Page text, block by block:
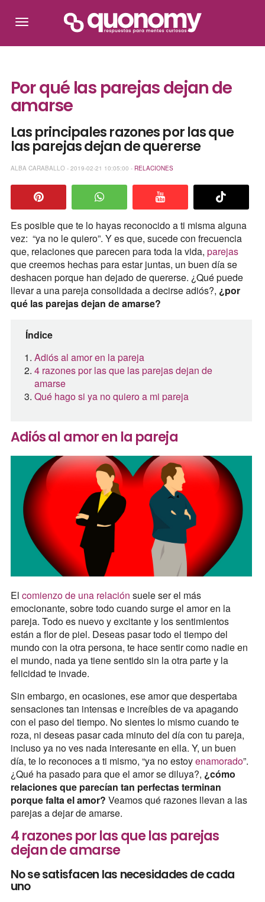
Por qué las parejas dejan de
amarse
Las principales razones por las que
las parejas dejan de quererse
ALBA CARABALLO - 2019-02-21 10:05:00 - RELACIONES
Es posible que te lo hayas reconocido a ti misma alguna
vez: “ya no le quiero”. Y es que, sucede con frecuencia
que, relaciones que parecen para toda la vida, parejas
que creemos hechas para estar juntas, un buen día se
deshacen porque han dejado de quererse. ¿Qué puede
llevar a una pareja consolidada a decirse adiós?, ¿por
qué las parejas dejan de amarse?
Índice
Adiós al amor en la pareja
4 razones por las que las parejas dejan de
amarse
Qué hago si ya no quiero a mi pareja
Adiós al amor en la pareja
El comienzo de una relación suele ser el más
emocionante, sobre todo cuando surge el amor en la
pareja. Todo es nuevo y excitante y los sentimientos
están a flor de piel. Deseas pasar todo el tiempo del
mundo con la otra persona, te hace sentir como nadie en
el mundo, nada ya tiene sentido sin la otra parte y la
felicidad te invade.
Sin embargo, en ocasiones, ese amor que despertaba
sensaciones tan intensas e increíbles de va apagando
con el paso del tiempo. No sientes lo mismo cuando te
roza, ni deseas pasar cada minuto del día con tu pareja,
incluso ya no ves nada interesante en ella. Y, un buen
día, te lo reconoces a ti mismo, “ya no estoyenamorado”.
¿Qué ha pasado para que el amor se diluya?, ¿cómo
relaciones que parecían tan perfectas terminan
porque falta el amor? Veamos qué razones llevan a las
parejas a dejar de amarse.
4 razones por las que las parejas
dejan de amarse
No se satisfacen las necesidades de cada
uno